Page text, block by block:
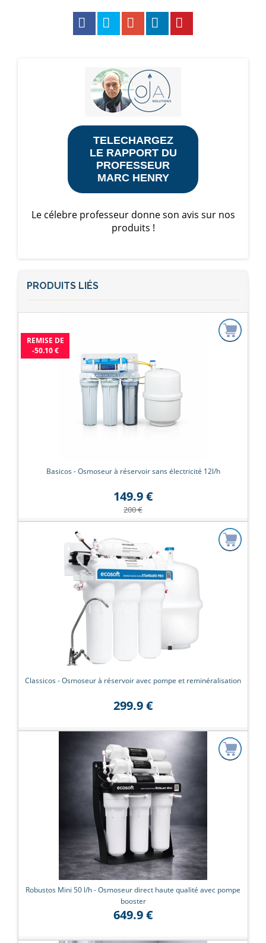
TELECHARGEZ
LE RAPPORT DU
PROFESSEUR
MARC HENRY
Le célebre professeur donne son avis sur nos
produits !
PRODUITS LIÉS
Basicos - Osmoseur à réservoir sans électricité 12l/h
REMISE DE
-50.10 €
149.9 €
200 €
Classicos - Osmoseur à réservoir avec pompe et reminéralisation
299.9 €
Robustos Mini 50 l/h - Osmoseur direct haute qualité avec pompe
booster
649.9 €